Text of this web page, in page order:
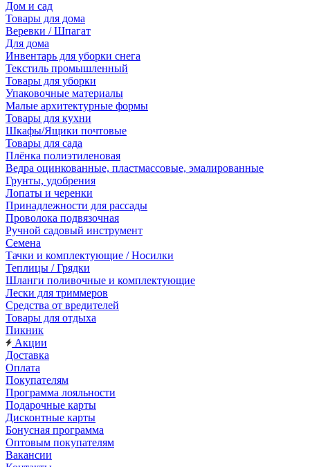
Дом и сад
Товары для дома
Веревки / Шпагат
Для дома
Инвентарь для уборки снега
Текстиль промышленный
Товары для уборки
Упаковочные материалы
Малые архитектурные формы
Товары для кухни
Шкафы/Ящики почтовые
Товары для сада
Плёнка полиэтиленовая
Ведра оцинкованные, пластмассовые, эмалированные
Грунты, удобрения
Лопаты и черенки
Принадлежности для рассады
Проволока подвязочная
Ручной садовый инструмент
Семена
Тачки и комплектующие / Носилки
Теплицы / Грядки
Шланги поливочные и комплектующие
Лески для триммеров
Средства от вредителей
Товары для отдыха
Пикник
Акции
Доставка
Оплата
Покупателям
Программа лояльности
Подарочные карты
Дисконтные карты
Бонусная программа
Оптовым покупателям
Вакансии